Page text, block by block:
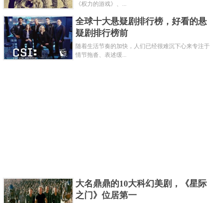
看过很久了，记录一下嘻嘻，感觉挺符合原著的，但
我还是更喜欢书中的描写，感觉剧里的坏人团有点中
二做作。以前看过书，几年前知道于正改的就没抱希
《权力的游戏》、...
全球十大悬疑剧排行榜，好看的悬
疑剧排行榜前
随着生活节奏的加快，人们已经很难沉下心来专注于
情节拖沓、表述缓...
大名鼎鼎的10大科幻美剧，《星际
之门》位居第一